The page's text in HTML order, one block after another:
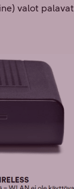
valot palavat